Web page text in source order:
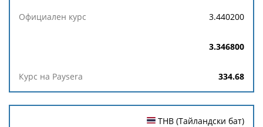
3.440200
3.346800
334.68
THB (Тайландски бат)